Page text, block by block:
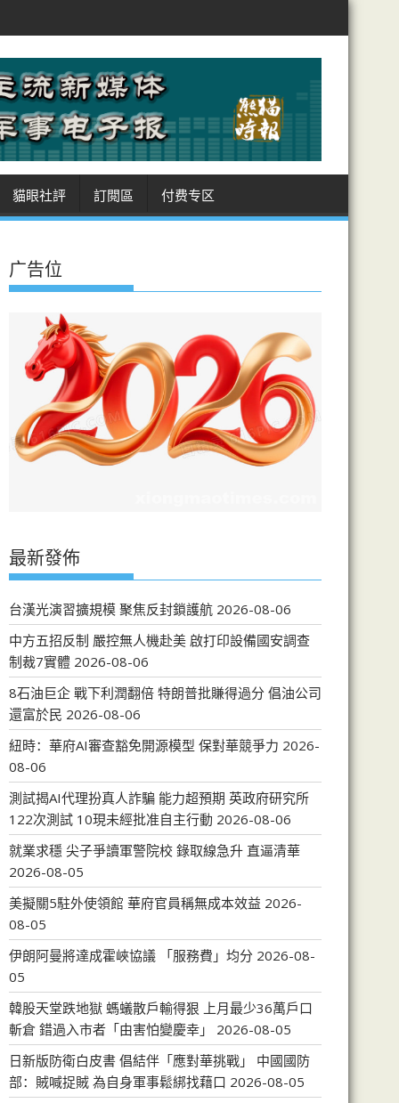
貓眼社評 訂閲區 付费专区
广告位
最新發佈
台漢光演習擴規模 聚焦反封鎖護航 2026-08-06
中方五招反制 嚴控無人機赴美 啟打印設備國安調查
制裁7實體 2026-08-06
8石油巨企 戰下利潤翻倍 特朗普批賺得過分 倡油公司
還富於民 2026-08-06
紐時：華府AI審查豁免開源模型 保對華競爭力 2026-
08-06
測試揭AI代理扮真人詐騙 能力超預期 英政府研究所
122次測試 10現未經批准自主行動 2026-08-06
就業求穩 尖子爭讀軍警院校 錄取線急升 直逼清華
2026-08-05
美擬關5駐外使領館 華府官員稱無成本效益 2026-
08-05
伊朗阿曼將達成霍峽協議 「服務費」均分 2026-08-
05
韓股天堂跌地獄 螞蟻散戶輸得狠 上月最少36萬戶口
斬倉 錯過入市者「由害怕變慶幸」
2026-08-05
日新版防衛白皮書 倡結伴「應對華挑戰」 中國國防
部：賊喊捉賊 為自身軍事鬆綁找藉口 2026-08-05